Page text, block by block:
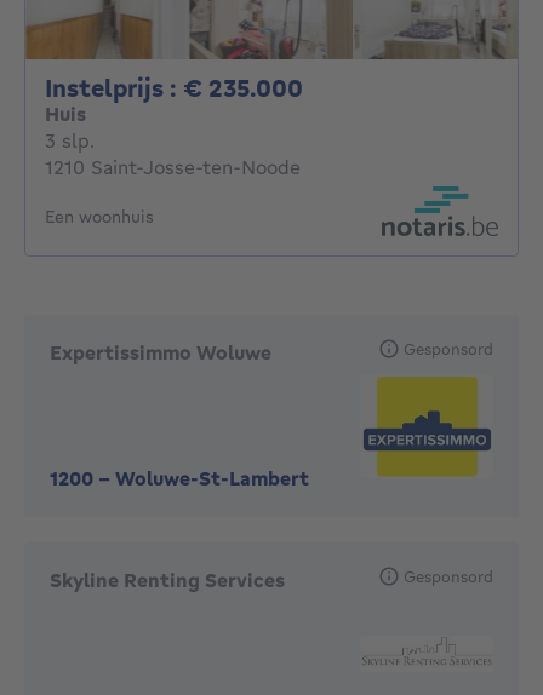
Instelprijs : € 235.000
Huis
3 slp.
1210 Saint-Josse-ten-Noode
Een woonhuis
Expertissimmo Woluwe
1200 - Woluwe-St-Lambert
Gesponsord
Skyline Renting Services Gesponsord